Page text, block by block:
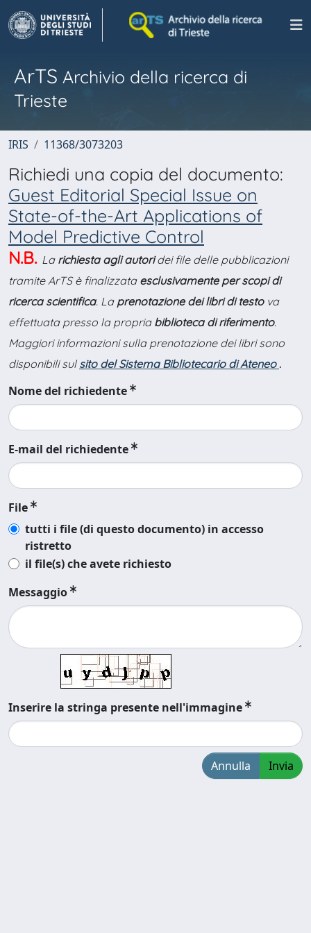
ArTS Archivio della ricerca di
Trieste
IRIS 11368/3073203
Richiedi una copia del documento:
Guest Editorial Special Issue on
State-of-the-Art Applications of
Model Predictive Control
N.B. La richiesta agli autoridei file delle pubblicazioni
tramite ArTS è finalizzata esclusivamente per scopi di
ricerca scientifica. La prenotazione dei libri di testova
effettuata presso la propria biblioteca di riferimento.
Maggiori informazioni sulla prenotazione dei libri sono
disponibili sul sito del Sistema Bibliotecario di Ateneo .
Nome del richiedente
E-mail del richiedente
File
tutti i file (di questo documento) in accesso
ristretto
il file(s) che avete richiesto
Messaggio
Inserire la stringa presente nell'immagine
Annulla Invia